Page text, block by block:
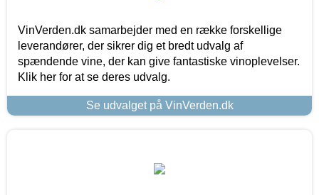
VinVerden.dk samarbejder med en række forskellige
leverandører, der sikrer dig et bredt udvalg af
spændende vine, der kan give fantastiske vinoplevelser.
Klik her for at se deres udvalg.
Se udvalget på VinVerden.dk